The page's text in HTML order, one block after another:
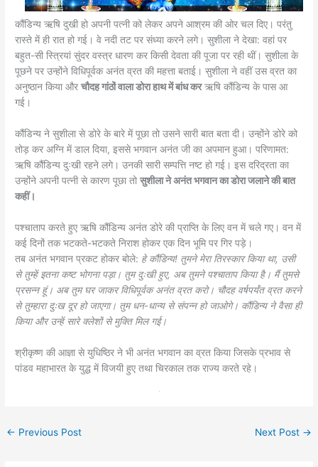
कौंडिन्य ऋषि दुखी हो अपनी पत्नी को लेकर अपने आश्रम की ओर चल दिए। परंतु
रास्ते में ही रात हो गई। वे नदी तट पर संध्या करने लगे। सुशीला ने देखा: वहां पर
बहुत-सी स्त्रियां सुंदर वस्त्र धारण कर किसी देवता की पूजा पर रही थीं। सुशीला के
पूछने पर उन्होंने विधिपूर्वक अनंत व्रत की महत्ता बताई। सुशीला ने वहीं उस व्रत का
अनुष्ठान किया औरचौदह गांठों वाला डोरा हाथ में बांध करऋषि कौंडिन्य के पास आ
गई।
कौंडिन्य ने सुशीला से डोरे के बारे में पूछा तो उसने सारी बात बता दी। उन्होंने डोरे को
तोड़ कर अग्नि में डाल दिया, इससे भगवान अनंत जी का अपमान हुआ। परिणामत:
ऋषि कौंडिन्य दुःखी रहने लगे। उनकी सारी सम्पत्ति नष्ट हो गई। इस दरिद्रता का
उन्होंने अपनी पत्नी से कारण पूछा तोसुशीला ने अनंत भगवान का डोरा जलाने की बात
कहीं।
पश्चाताप करते हुए ऋषि कौंडिन्य अनंत डोरे की प्राप्ति के लिए वन में चले गए। वन में
कई दिनों तक भटकते-भटकते निराश होकर एक दिन भूमि पर गिर पड़े।
तब अनंत भगवान प्रकट होकर बोले: हे कौंडिन्य! तुमने मेरा तिरस्कार किया था, उसी
से तुम्हें इतना कष्ट भोगना पड़ा। तुम दुःखी हुए, अब तुमने पश्चाताप किया है। मैं तुमसे
प्रसन्न हूं। अब तुम घर जाकर विधिपूर्वक अनंत व्रत करो। चौदह वर्षपर्यंत व्रत करने
से तुम्हारा दुःख दूर हो जाएगा। तुम धन-धान्य से संपन्न हो जाओगे। कौंडिन्य ने वैसा ही
किया और उन्हें सारे क्लेशों से मुक्ति मिल गई।
श्रीकृष्ण की आज्ञा से युधिष्ठिर ने भी अनंत भगवान का व्रत किया जिसके प्रभाव से
पांडव महाभारत के युद्ध में विजयी हुए तथा चिरकाल तक राज्य करते रहे।
← Previous Post Next Post →